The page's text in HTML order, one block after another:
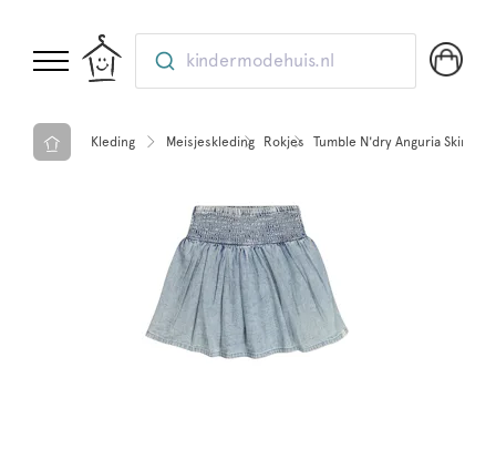
kindermodehuis.nl
Kleding Meisjeskleding Rokjes Tumble N'dry Anguria Skirts